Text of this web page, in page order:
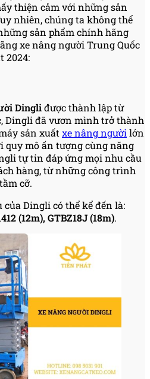
thiện cảm với những sản
nhiên, chúng ta không thể
sản phẩm chính hãng
xe nâng người Trung Quốc
2024:
Dingliđược thành lập từ
Dingli đã vươn mình trở thành
sản xuất xe nâng người lớn
quy mô ấn tượng cùng năng
tự tin đáp ứng mọi nhu cầu
hàng, từ những công trình
cỡ.
của Dingli có thể kể đến là:
(12m), GTBZ18J (18m).